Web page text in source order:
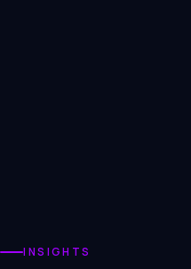
INSIGHTS